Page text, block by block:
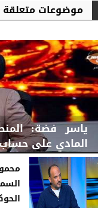
موضوعات متعلقة
ياسر فضة:
المادي على
الأربعاء، 5 أغسطس 2026 08:42 مـ